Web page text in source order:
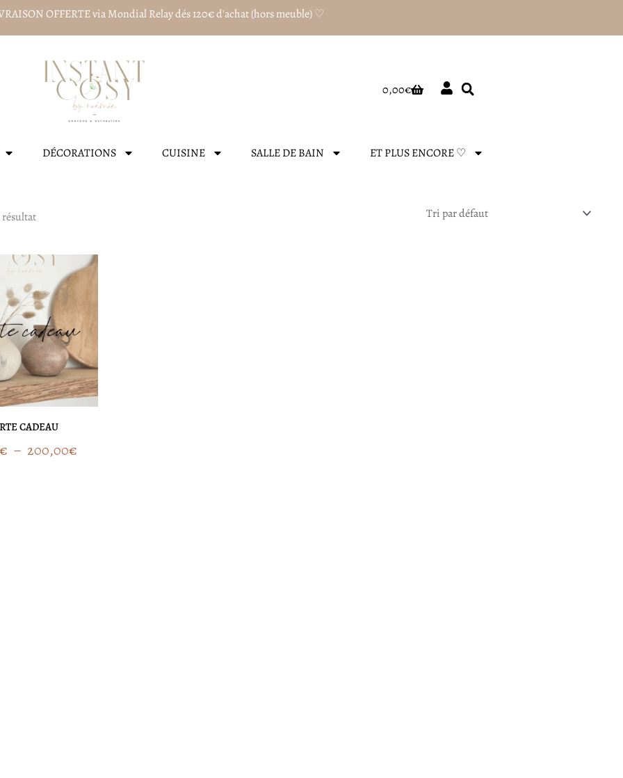
OFFERTE via Mondial Relay dés 120€ d'achat (hors meuble) ♡
0,00€Panier
DÉCORATIONS CUISINE SALLE DE BAIN ET PLUS ENCORE ♡
CADEAU
€ – 200,00€
Plage
prix :
10,00€
à
200,00€